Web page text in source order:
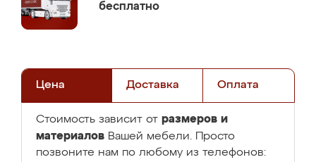
бесплатно
Цена Доставка Оплата
Стоимость зависит от размеров и
материалов Вашей мебели. Просто
позвоните нам по любому из телефонов: